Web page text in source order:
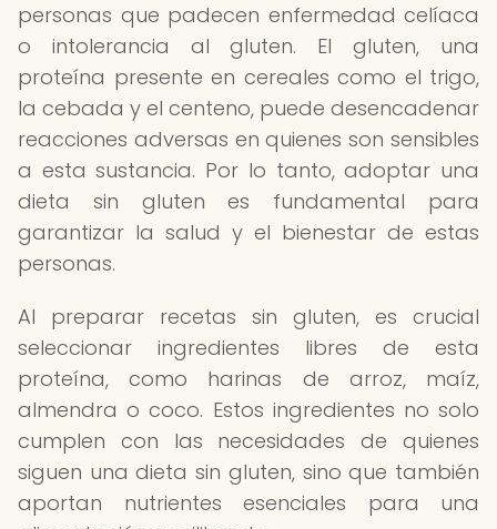
personas que padecen enfermedad celíaca
o intolerancia al gluten. El gluten, una
proteína presente en cereales como el trigo,
la cebada y el centeno, puede desencadenar
reacciones adversas en quienes son sensibles
a esta sustancia. Por lo tanto, adoptar una
dieta sin gluten es fundamental para
garantizar la salud y el bienestar de estas
personas.
Al preparar recetas sin gluten, es crucial
seleccionar ingredientes libres de esta
proteína, como harinas de arroz, maíz,
almendra o coco. Estos ingredientes no solo
cumplen con las necesidades de quienes
siguen una dieta sin gluten, sino que también
aportan nutrientes esenciales para una